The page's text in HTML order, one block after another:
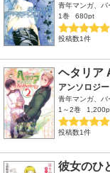
青年マンガ、
1巻
680pt
投稿数1件
ヘタリア
アンソロジー
青年マンガ、
1～2巻
投稿数1件
彼女のひ